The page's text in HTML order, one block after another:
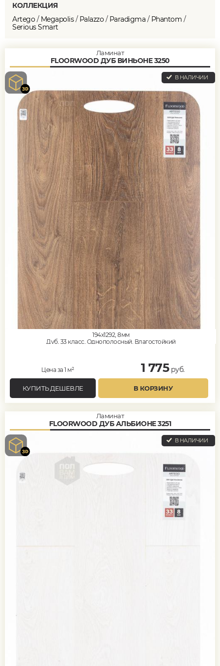
КОЛЛЕКЦИЯ
Artego / Megapolis/ Palazzo / Paradigma / Phantom /
Serious Smart
Ламинат
FLOORWOOD ДУБ ВИНЬОНЕ 3250
В НАЛИЧИИ
194x1292, 8мм
Дуб, 33 класс, Однополосный, Влагостойкий
Цена за 1 м² 1 775руб.
КУПИТЬ ДЕШЕВЛЕ В КОРЗИНУ
Ламинат
FLOORWOOD ДУБ АЛЬБИОНЕ 3251
В НАЛИЧИИ